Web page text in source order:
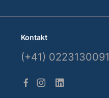
Kontakt
(+41) 0223130091